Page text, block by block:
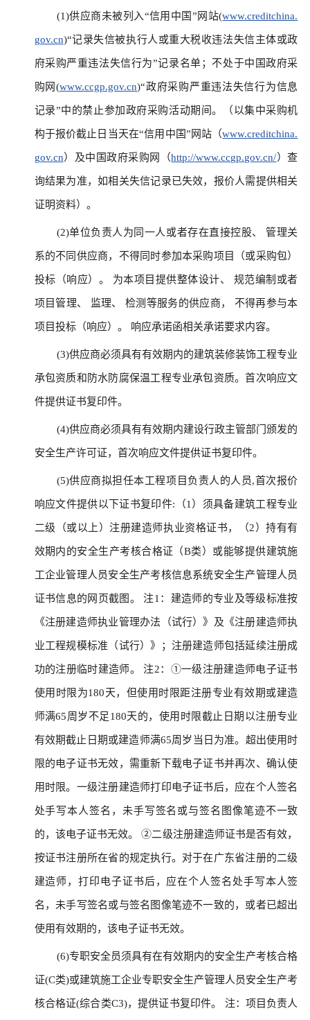
(1)供应商未被列入“信用中国”网站(www.creditchina.
gov.cn)“记录失信被执行人或重大税收违法失信主体或政
府采购严重违法失信行为”记录名单；不处于中国政府采
购网(www.ccgp.gov.cn)“政府采购严重违法失信行为信息
记录”中的禁止参加政府采购活动期间。（以集中采购机
构于报价截止日当天在“信用中国”网站（www.creditchina.
gov.cn）及中国政府采购网（http://www.ccgp.gov.cn/）查
询结果为准，如相关失信记录已失效，报价人需提供相关
证明资料）。
(2)单位负责人为同一人或者存在直接控股、 管理关
系的不同供应商，不得同时参加本采购项目（或采购包）
投标（响应）。 为本项目提供整体设计、 规范编制或者
项目管理、 监理、 检测等服务的供应商， 不得再参与本
项目投标（响应）。 响应承诺函相关承诺要求内容。
(3)供应商必须具有有效期内的建筑装修装饰工程专业
承包资质和防水防腐保温工程专业承包资质。首次响应文
件提供证书复印件。
(4)供应商必须具有有效期内建设行政主管部门颁发的
安全生产许可证，首次响应文件提供证书复印件。
(5)供应商拟担任本工程项目负责人的人员,首次报价
响应文件提供以下证书复印件:（1）须具备建筑工程专业
二级（或以上）注册建造师执业资格证书，（2）持有有
效期内的安全生产考核合格证（B类）或能够提供建筑施
工企业管理人员安全生产考核信息系统安全生产管理人员
证书信息的网页截图。 注1：建造师的专业及等级标准按
《注册建造师执业管理办法（试行）》及《注册建造师执
业工程规模标准（试行）》；注册建造师包括延续注册成
功的注册临时建造师。 注2：①一级注册建造师电子证书
使用时限为180天，但使用时限距注册专业有效期或建造
师满65周岁不足180天的，使用时限截止日期以注册专业
有效期截止日期或建造师满65周岁当日为准。超出使用时
限的电子证书无效，需重新下载电子证书并再次、确认使
用时限。一级注册建造师打印电子证书后，应在个人签名
处手写本人签名，未手写签名或与签名图像笔迹不一致
的，该电子证书无效。 ②二级注册建造师证书是否有效，
按证书注册所在省的规定执行。对于在广东省注册的二级
建造师，打印电子证书后，应在个人签名处手写本人签
名，未手写签名或与签名图像笔迹不一致的，或者已超出
使用有效期的，该电子证书无效。
(6)专职安全员须具有在有效期内的安全生产考核合格
证(C类)或建筑施工企业专职安全生产管理人员安全生产考
核合格证(综合类C3)，提供证书复印件。 注：项目负责人